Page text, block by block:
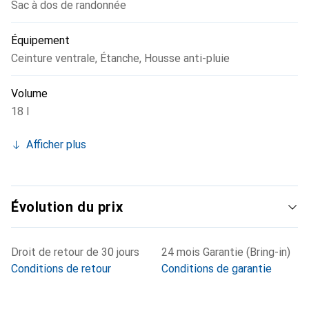
Sac à dos de randonnée
Équipement
Ceinture ventrale, Étanche, Housse anti-pluie
Volume
18 l
Afficher plus
Évolution du prix
Droit de retour de 30 jours
Conditions de retour
24 mois Garantie (Bring-in)
Conditions de garantie